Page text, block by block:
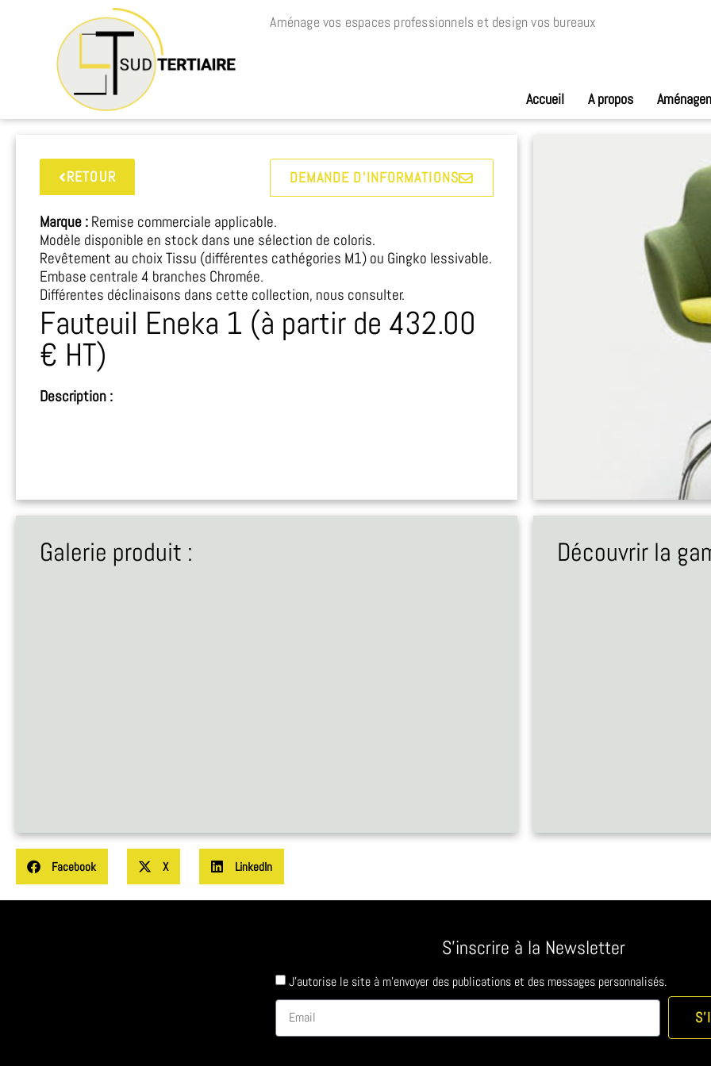
Aménage vos espaces professionnels et design vos bureaux
Accueil A propos
RETOUR DEMANDE D'INFORMATIONS
Marque : Remise commerciale applicable.
Modèle disponible en stock dans une sélection de coloris.
Revêtement au choix Tissu (différentes cathégories M1) ou Gingko lessivable.
Embase centrale 4 branches Chromée.
Différentes déclinaisons dans cette collection, nous consulter.
Fauteuil Eneka 1 (à partir de 432.00
€ HT)
Description :
Galerie produit : Découvrir la
Facebook X LinkedIn
S'inscrire à la Newsletter
J'autorise le site à m'envoyer des publications et des messages personnalisés.